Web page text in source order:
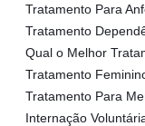
Tratamento Para
Tratamento
Qual o Melhor
Tratamento
Tratamento Para
Internação